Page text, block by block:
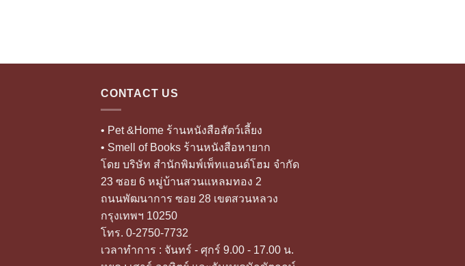
CONTACT US
• Pet &Home ร้านหนังสือสัตว์เลี้ยง
• Smell of Books ร้านหนังสือหายาก
โดย บริษัท สำนักพิมพ์เพ็ทแอนด์โฮม จำกัด
23 ซอย 6 หมู่บ้านสวนแหลมทอง 2
ถนนพัฒนาการ ซอย 28 เขตสวนหลวง
กรุงเทพฯ 10250
โทร. 0-2750-7732
เวลาทำการ : จันทร์ - ศุกร์ 9.00 - 17.00 น.